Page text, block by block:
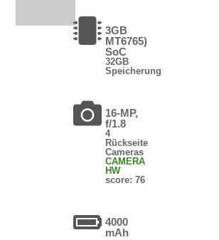
3GB
MT6765)
SoC
32GB
Speicherung
16-MP,
f/1.8
4
Rückseite
Cameras
CAMERA
HW
score: 76
4000
mAh